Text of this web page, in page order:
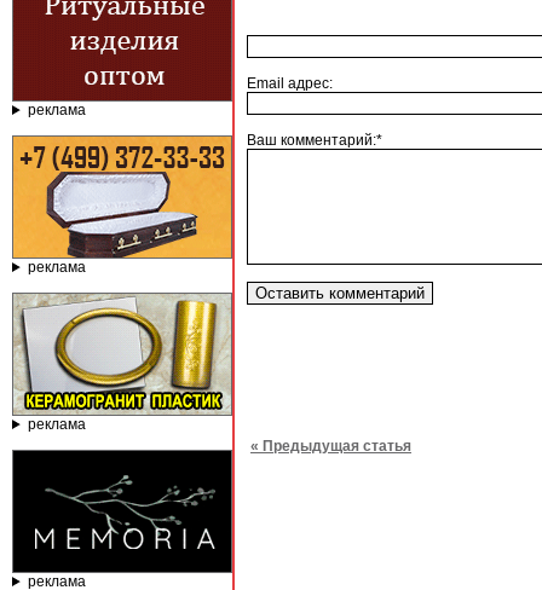
реклама
реклама
реклама
реклама
Email адрес:
Ваш комментарий:*
« Предыдущая статья